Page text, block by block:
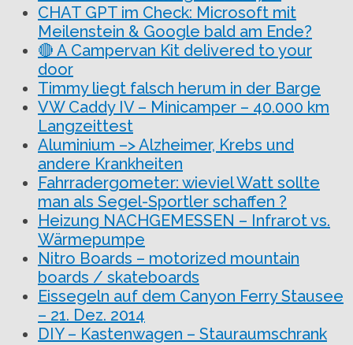
CHAT GPT im Check: Microsoft mit
Meilenstein & Google bald am Ende?
🔴 A Campervan Kit delivered to your
door
Timmy liegt falsch herum in der Barge
VW Caddy IV – Minicamper – 40.000 km
Langzeittest
Aluminium –> Alzheimer, Krebs und
andere Krankheiten
Fahrradergometer: wieviel Watt sollte
man als Segel-Sportler schaffen ?
Heizung NACHGEMESSEN – Infrarot vs.
Wärmepumpe
Nitro Boards – motorized mountain
boards / skateboards
Eissegeln auf dem Canyon Ferry Stausee
– 21. Dez. 2014
DIY – Kastenwagen – Stauraumschrank